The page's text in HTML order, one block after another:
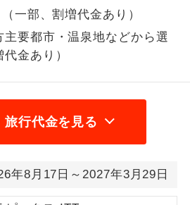
一部、割増代金あり）
要都市・温泉地などから選
金あり）
旅行代金を見る
年8月17日～2027年3月29日
様1室利用でも追加料金がかからない
夫婦限定でご参加いただけるコースで
性限定でご参加いただけるコースで
。
参加にあたり年齢に制限があるコース